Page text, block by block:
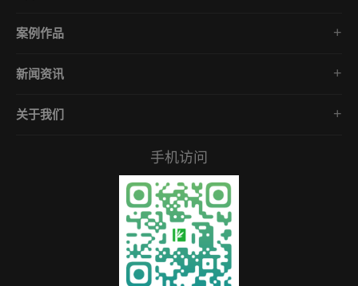
营销网站设计
商城网站定制
电商App开发
金融App开发
社交App开发
案例作品
品牌网站建设
App开发作品
新闻资讯
行业动态
关于我们
手机访问